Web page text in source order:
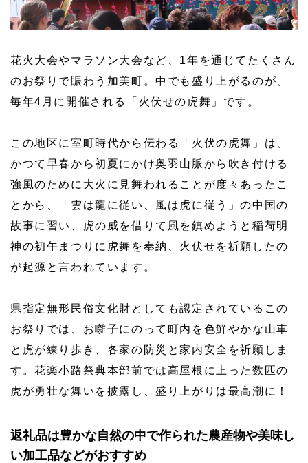
花火大会やマラソン大会など、1年を通じてたくさん
のお祭りで賑わう加美町。中でも盛り上がるのが、
毎年4月に開催される「火伏せの虎舞」です。
この地区に室町時代から伝わる「火伏の虎舞」は、
かつて早春から初夏にかけ奥羽山脈から吹き付ける
強風のために大火に見舞われることが度々あったこ
とから、「雲は龍に従い、風は虎に従う」の中国の
故事に習い、虎の威を借りて風を鎮めようと稲荷明
神の初午まつりに虎舞を奉納、火伏せを祈願したの
が起源と言われています。
県指定無形民俗文化財としても認定されているこの
お祭りでは、お囃子にのって町内を色鮮やかな山車
と虎が練り歩き、各家の防災と家内安全を祈願しま
す。花楽小路祭典本部前では高屋根に上った数匹の
虎が勇壮な舞いを披露し、盛り上がりは最高潮に！
返礼品は豊かな自然の中で作られた農産物や美味し
い加工品などがおすすめ